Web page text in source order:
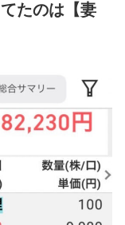
たのは【妻